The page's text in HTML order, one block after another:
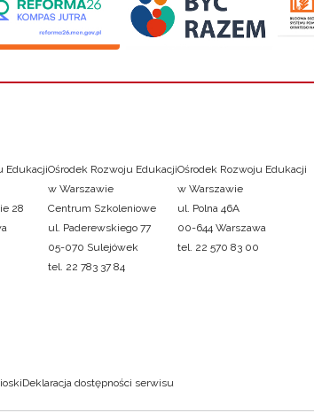
Edukacji
28
Ośrodek Rozwoju Edukacji
w Warszawie
Centrum Szkoleniowe
ul. Paderewskiego 77
05-070 Sulejówek
tel. 22 783 37 84
Ośrodek Rozwoju Edukacji
w Warszawie
ul. Polna 46A
00-644 Warszawa
tel. 22 570 83 00
Deklaracja dostępności serwisu